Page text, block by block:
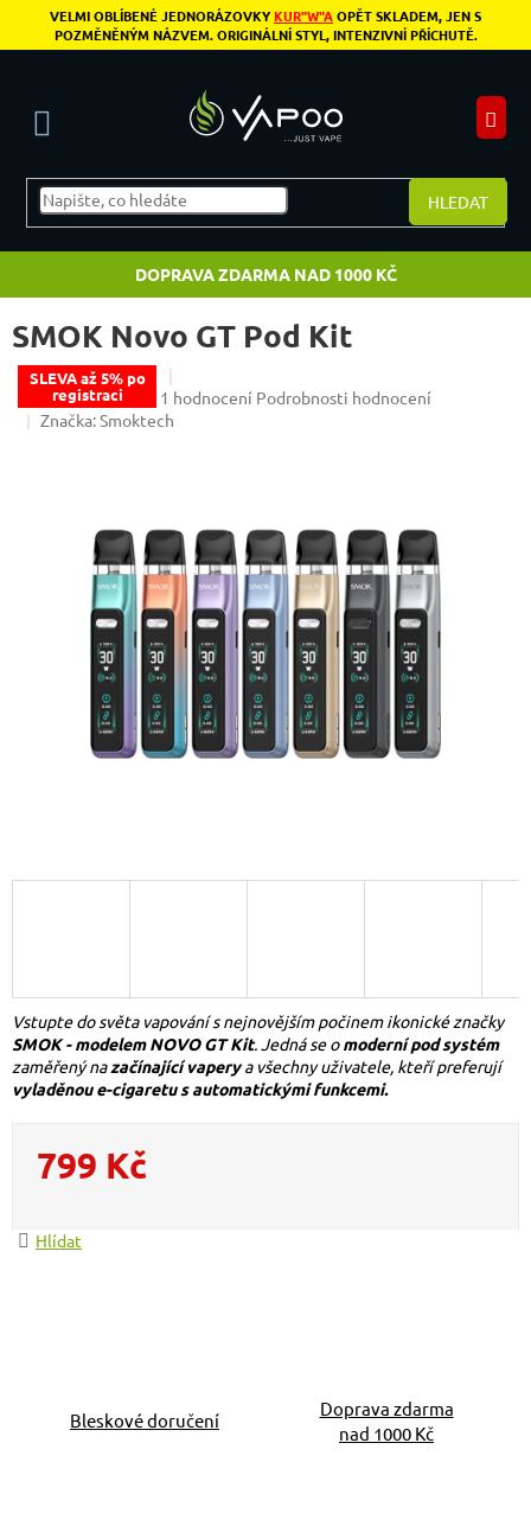
Přejít na obsah
VELMI OBLÍBENÉ JEDNORÁZOVKYKUR"W"AOPĚT SKLADEM, JEN S
POZMĚNĚNÝM NÁZVEM. ORIGINÁLNÍ STYL, INTENZIVNÍ PŘÍCHUTĚ.
HLEDAT
DOPRAVA ZDARMA NAD 1000 KČ
SMOK Novo GT Pod Kit
SLEVA až 5% po
registraci
Průměrné hodnocení produktu je 5,0 z 5
1 hodnocení Podrobnosti hodnocení
Značka:Smoktech
799 Kč
Vstupte do světa vapování s nejnovějším počinem ikonické značky
SMOK - modelem NOVO GT Kit. Jedná se omoderní pod systém
zaměřený nazačínající vaperya všechny uživatele, kteří preferují
vyladěnou e-cigaretu s automatickými funkcemi.
Hlídat
Bleskové doručení
Doprava zdarma
nad 1000 Kč